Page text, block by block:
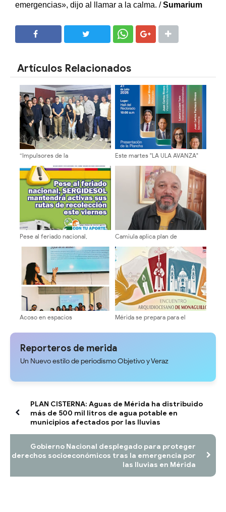
emergencias», dijo al llamar a la calma. /Sumarium
Artículos Relacionados
“Impulsores de la
sostuvieron encuentros en la
ULA sobre autonomía y
sostenibilidad
Este martes "LA ULA AVANZA"
Pese al feriado nacional,
sus rutas de recolección este
viernes #24Jul
Camiula aplica plan de
Emergencia ante temporada
vacacional
Acoso en espacios
Facijup-ULA
Mérida se prepara para el
Monaguillos 2026
Reporteros de merida
Un Nuevo estilo de periodismo Objetivo y Veraz
PLAN CISTERNA: Aguas de Mérida ha distribuido
más de 500 mil litros de agua potable en
municipios afectados por las lluvias
Gobierno Nacional desplegado para proteger
derechos socioeconómicos tras la emergencia por
las lluvias en Mérida